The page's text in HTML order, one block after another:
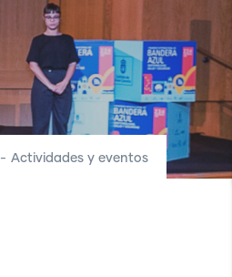
- Actividades y eventos